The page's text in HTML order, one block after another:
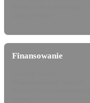
Finansowanie